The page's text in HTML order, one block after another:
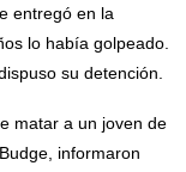
entregó en la
lo había golpeado.
su detención.
matar a un joven de
informaron